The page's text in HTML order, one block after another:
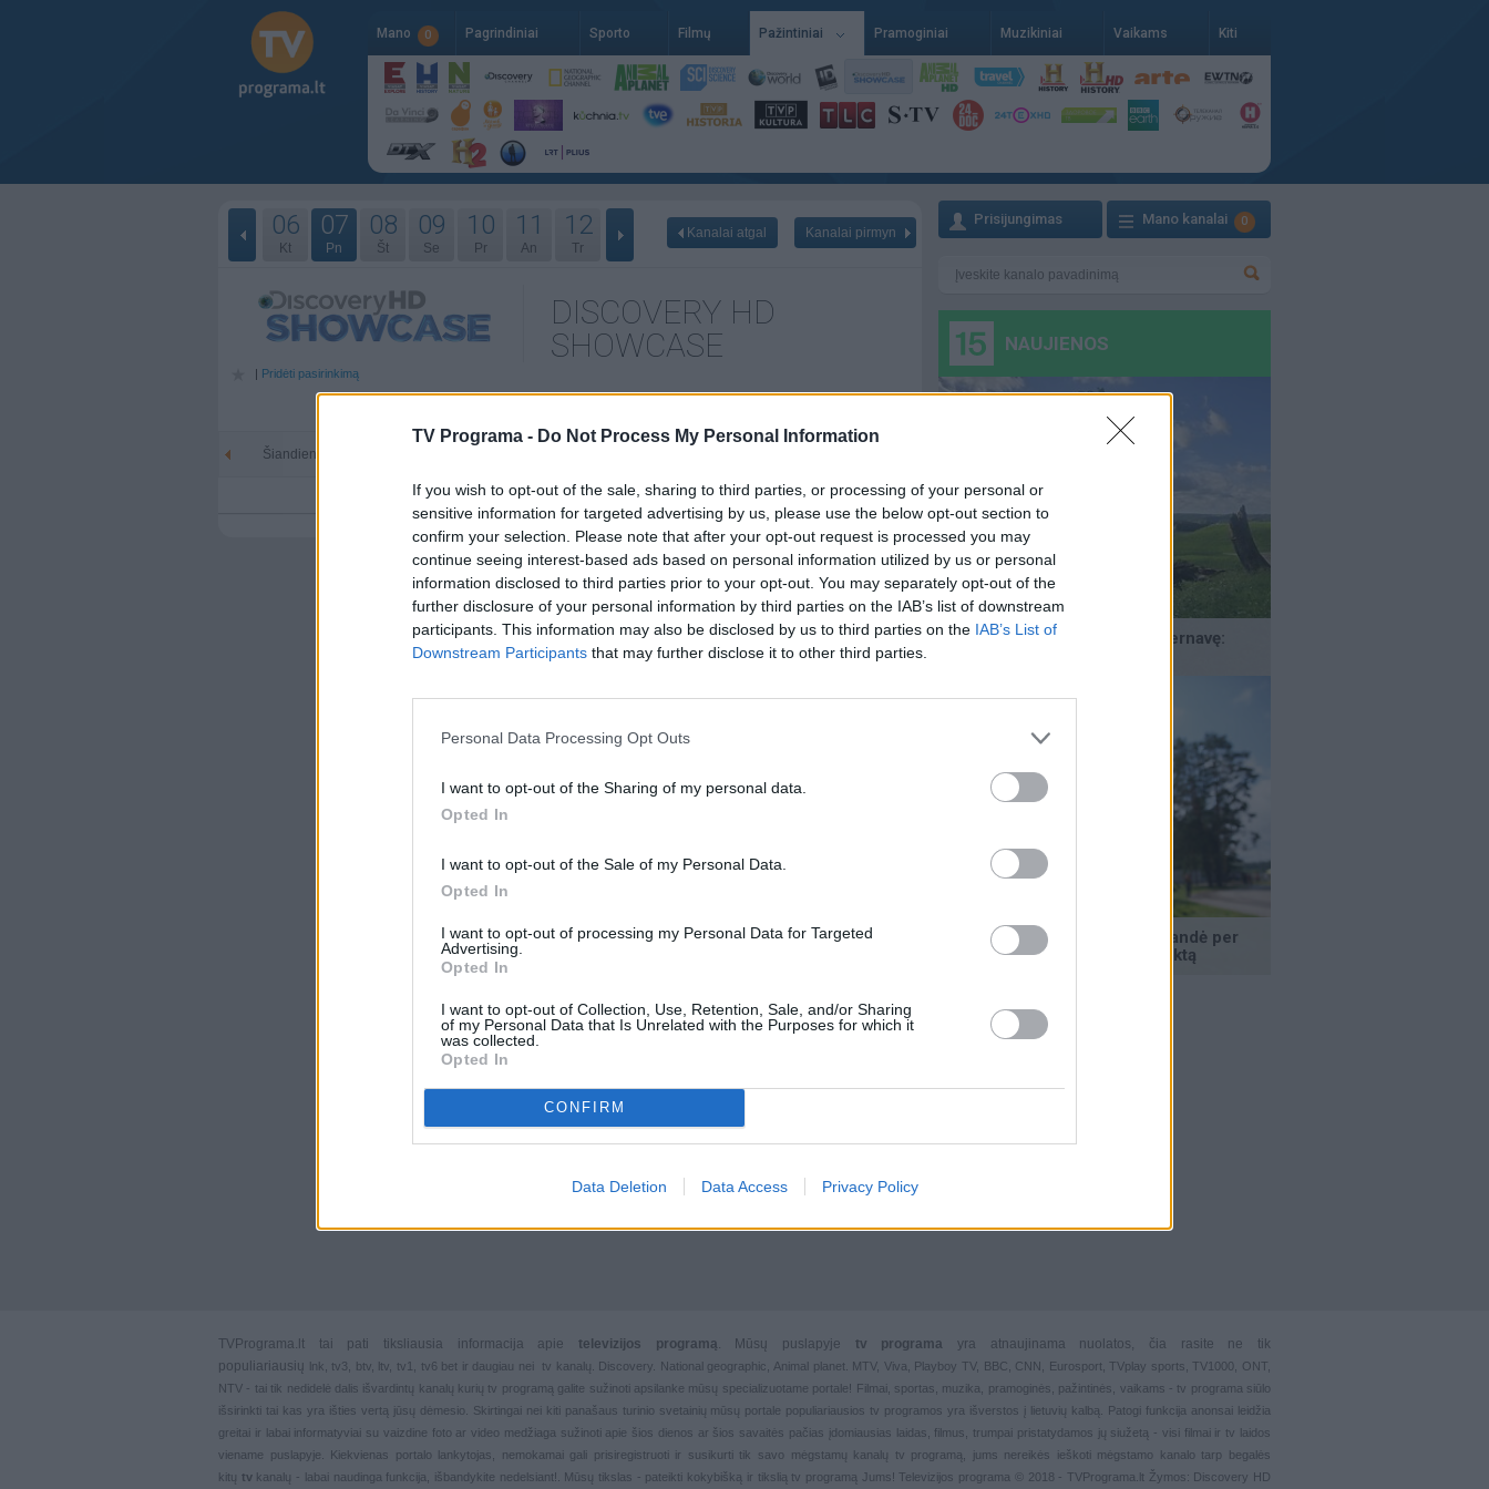
TV Programa - Do Not Process My Personal Information
If you wish to opt-out of the sale, sharing to third parties, or processing of your personal or
sensitive information for targeted advertising by us, please use the below opt-out section to
confirm your selection. Please note that after your opt-out request is processed you may
continue seeing interest-based ads based on personal information utilized by us or personal
information disclosed to third parties prior to your opt-out. You may separately opt-out of the
further disclosure of your personal information by third parties on the IAB’s list of downstream
participants. This information may also be disclosed by us to third parties on the IAB’s List of
Downstream Participants that may further disclose it to other third parties.
Personal Data Processing Opt Outs
I want to opt-out of the Sharing of my personal data.
Opted In
I want to opt-out of the Sale of my Personal Data.
Opted In
I want to opt-out of processing my Personal Data for Targeted
Advertising.
Opted In
I want to opt-out of Collection, Use, Retention, Sale, and/or Sharing
of my Personal Data that Is Unrelated with the Purposes for which it
was collected.
Opted In
CONFIRM
Data Deletion Data Access Privacy Policy
Mano 0 Pagrindiniai Sporto Filmų Pažintiniai Pramoginiai Muzikiniai Vaikams Kiti
06
Kt
07
Pn
08
Št
09
Se
10
Pr
11
An
12
Tr
Kanalai atgal Kanalai pirmyn
DISCOVERY HD
SHOWCASE
| Pridėti pasirinkimą
Šiandien - 08-07
Prisijungimas Mano kanalai 0
TVPrograma.lt tai pati tiksliausia informacija apie televizijos programą. Mūsų puslapyje tv programa
yra atnaujinama nuolatos, čia rasite ne tik
populiariausių lnk tv3 btv, ltv tv1 tv6 bet ir daugiau nei tv kanalų. Discovery. National geographic, Animal planet. MTV, Viva, Playboy TV, BBC, CNN, Eurosport, TVplay sports , TV1000, ONT,
NTV - tai tik nedidelė dalis išvardintų kanalų kurių tv programą galite sužinoti apsilanke mūsų specializuotame portale! Filmai, sportas muzika pramoginės pažintinės vaikams - tv programa siūlo
išsirinkti tai kas yra išties vertą jūsų dėmesio. Skirtingai nei kiti panašaus turinio svetainių mūsų portale populiariausios tv programos yra išverstos į lietuvių kalbą. Patogi funkcija anonsai leidžia
greitai ir labai informatyviai su vaizdine foto ar video medžiaga sužinoti apie šios dienos ar šios savaitės pačias įdomiausias laidas, filmus, trumpai pristatydamos jų siužetą - visi filmai ir tv laidos
viename puslapyje. Kiekvienas portalo lankytojas, nemokamai gali prisiregistruoti ir susikurti tik savo mėgstamų kanalų
tv programą, jums nereikės ieškoti mėgstamo kanalo tarp begalės
kitų tvkanalų - labai naudinga funkcija, išbandykite nedelsiant!. Mūsų tikslas - pateikti kokybišką ir tikslią tv programą Jums! Televizijos programa © 2018 - TVPrograma.lt Žymos: Discovery HD